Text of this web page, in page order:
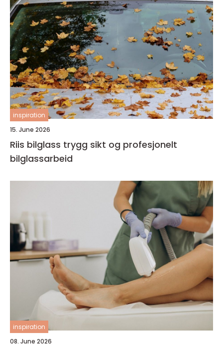
inspiration
15. June 2026
Riis bilglass trygg sikt og profesjonelt
bilglassarbeid
inspiration
08. June 2026